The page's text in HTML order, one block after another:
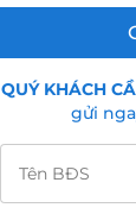
QUÝ KHÁCH
gửi
Tên BĐS